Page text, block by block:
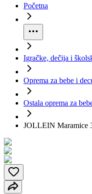
Početna
Igračke, dečija i
Oprema za bebe i
Ostala oprema za
JOLLEIN Maramice